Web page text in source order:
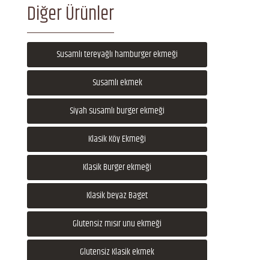
Diğer Ürünler
Susamlı tereyağlı hamburger ekmeği
Susamlı ekmek
Siyah susamlı burger ekmeği
Klasik Köy Ekmeği
Klasik Burger ekmeği
Klasik beyaz Baget
Glutensiz mısır unu ekmeği
Glutensiz Klasik ekmek